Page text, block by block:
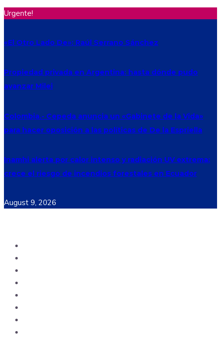
Urgente!
«El Otro Lado De»: Raúl Serrano Sánchez
Propiedad privada en Argentina: hasta dónde pudo
avanzar Milei
Colombia.- Cepeda anuncia un «Gabinete de la Vida»
para hacer oposición a las políticas de De la Espriella
Inamhi alerta por calor intenso y radiación UV extrema:
crece el riesgo de incendios forestales en Ecuador
August 9, 2026